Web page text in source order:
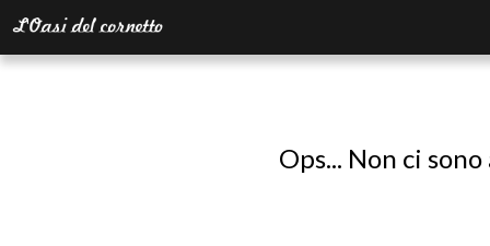
Ops... Non ci